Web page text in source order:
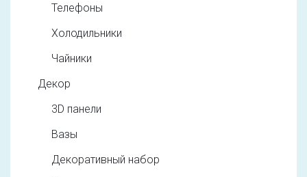
Телефоны
Холодильники
Чайники
Декор
3D панели
Вазы
Декоративный набор